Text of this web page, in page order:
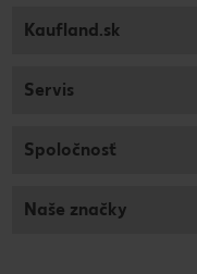
Kaufland.sk
Servis
Spoločnosť
Naše značky